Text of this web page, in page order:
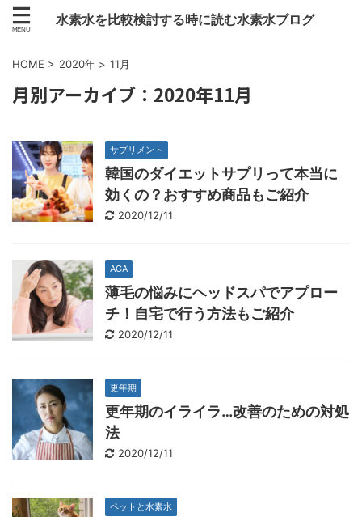
水素水を比較検討する時に読む水素水ブログ
HOME > 2020年 > 11月
月別アーカイブ：2020年11月
サプリメント
韓国のダイエットサプリって本当に
効くの？おすすめ商品もご紹介
2020/12/11
AGA
薄毛の悩みにヘッドスパでアプロー
チ！自宅で行う方法もご紹介
2020/12/11
更年期
更年期のイライラ…改善のための対処
法
2020/12/11
ペットと水素水